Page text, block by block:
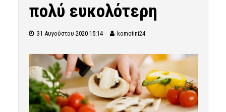
πολύ ευκολότερη
31 Αυγούστου 2020 15:14 komotini24